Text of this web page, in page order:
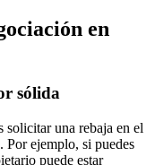
en
sólida
solicitar una rebaja en el
Por ejemplo, si puedes
puede estar